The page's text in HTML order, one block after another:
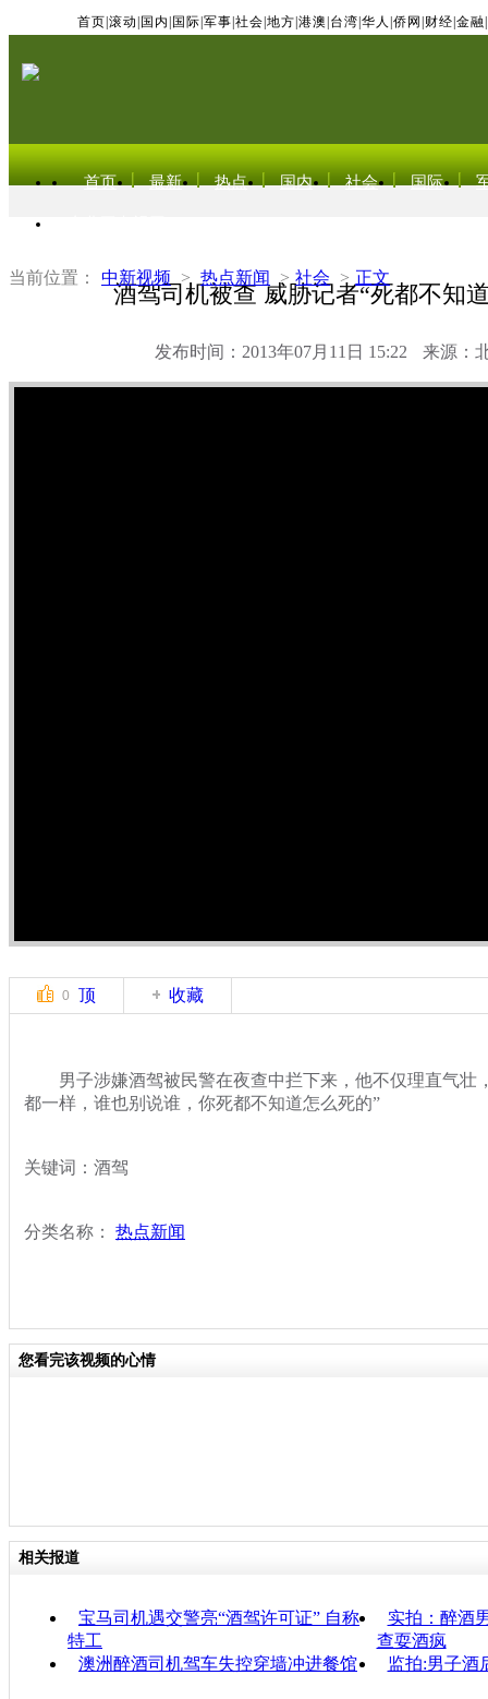
首页 滚动 国内 国际 军事 社会 地方 港澳 台湾 华人 侨网 财经 金融
首页 最新 热点 国内 社会 国际
当前位置： 中新视频 > 热点新闻 > 社会 > 正文
酒驾司机被查 威胁记者“死都不知
发布时间：2013年07月11日 15:22 来源：
0 顶 收藏
男子涉嫌酒驾被民警在夜查中拦下来，他不仅理直气壮
都一样，谁也别说谁，你死都不知道怎么死的”
关键词：酒驾
分类名称： 热点新闻
您看完该视频的心情
相关报道
宝马司机遇交警亮“酒驾许可证” 自称
特工
实拍：醉酒
查耍酒疯
澳洲醉酒司机驾车失控穿墙冲进餐馆
监拍:男子酒